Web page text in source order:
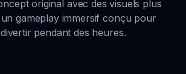
original avec des visuels plus
gameplay immersif conçu pour
pendant des heures.